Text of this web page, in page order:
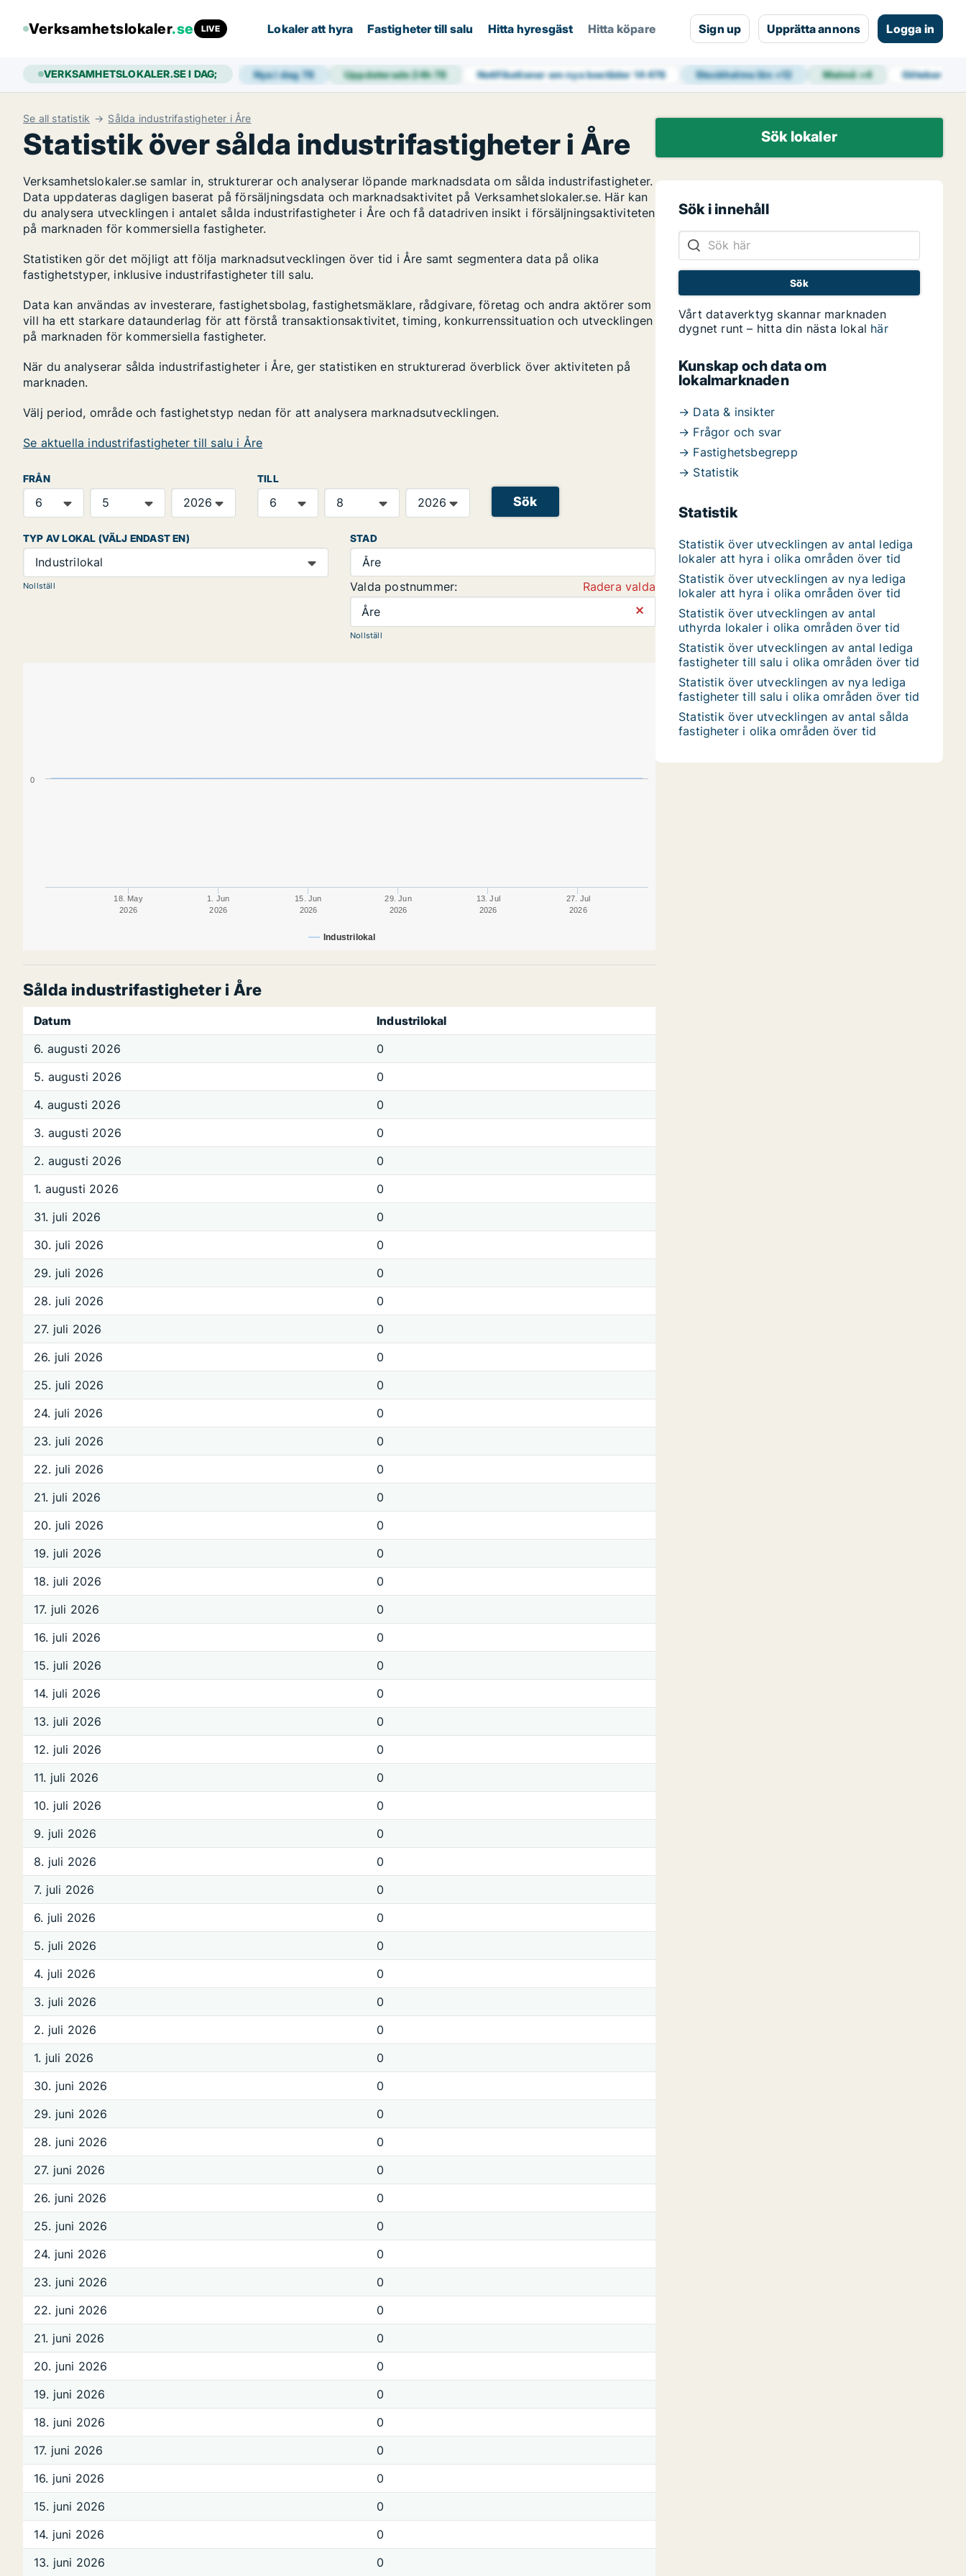
Verksamhetslokaler.se LIVE Lokaler att hyra Fastigheter till salu Hitta hyresgäst Hitta köpare Sign up Upprätta annons Logga in
VERKSAMHETSLOKALER.SE I DAG; Nya i dag 78 Uppdaterade 24h78 Notifikationer om nya bostäder14 478 Stockholms län+12 Malmö+4 Göteborg
Se all statistik Sålda industrifastigheter i Åre
Statistik över sålda industrifastigheter i Åre
Verksamhetslokaler.se samlar in, strukturerar och analyserar löpande marknadsdata om sålda industrifastigheter.
Data uppdateras dagligen baserat på försäljningsdata och marknadsaktivitet på Verksamhetslokaler.se. Här kan
du analysera utvecklingen i antalet sålda industrifastigheter i Åre och få datadriven insikt i försäljningsaktiviteten
på marknaden för kommersiella fastigheter.
Statistiken gör det möjligt att följa marknadsutvecklingen över tid i Åre samt segmentera data på olika
fastighetstyper, inklusive industrifastigheter till salu.
Data kan användas av investerare, fastighetsbolag, fastighetsmäklare, rådgivare, företag och andra aktörer som
vill ha ett starkare dataunderlag för att förstå transaktionsaktivitet, timing, konkurrenssituation och utvecklingen
på marknaden för kommersiella fastigheter.
När du analyserar sålda industrifastigheter i Åre, ger statistiken en strukturerad överblick över aktiviteten på
marknaden.
Välj period, område och fastighetstyp nedan för att analysera marknadsutvecklingen.
Se aktuella industrifastigheter till salu i Åre
FRÅN TILL
Sök
TYP AV LOKAL (VÄLJ ENDAST EN)
Industrilokal
Nollställ
STAD
Åre
Valda postnummer:
Radera valda
Åre
⨯
Nollställ
Industrilokal
18. May
2026
1. Jun
2026
15. Jun
2026
29. Jun
2026
13. Jul
2026
27. Jul
2026
0
Sålda industrifastigheter i Åre
Datum
Industrilokal
6. augusti 2026
0
5. augusti 2026
0
4. augusti 2026
0
3. augusti 2026
0
2. augusti 2026
0
1. augusti 2026
0
31. juli 2026
0
30. juli 2026
0
29. juli 2026
0
28. juli 2026
0
27. juli 2026
0
26. juli 2026
0
25. juli 2026
0
24. juli 2026
0
23. juli 2026
0
22. juli 2026
0
21. juli 2026
0
20. juli 2026
0
19. juli 2026
0
18. juli 2026
0
17. juli 2026
0
16. juli 2026
0
15. juli 2026
0
14. juli 2026
0
13. juli 2026
0
12. juli 2026
0
11. juli 2026
0
10. juli 2026
0
9. juli 2026
0
8. juli 2026
0
7. juli 2026
0
6. juli 2026
0
5. juli 2026
0
4. juli 2026
0
3. juli 2026
0
2. juli 2026
0
1. juli 2026
0
30. juni 2026
0
29. juni 2026
0
28. juni 2026
0
27. juni 2026
0
26. juni 2026
0
25. juni 2026
0
24. juni 2026
0
23. juni 2026
0
22. juni 2026
0
21. juni 2026
0
20. juni 2026
0
19. juni 2026
0
18. juni 2026
0
17. juni 2026
0
16. juni 2026
0
15. juni 2026
0
14. juni 2026
0
13. juni 2026
0
Sök lokaler
Sök i innehåll
Vårt dataverktyg skannar marknaden
dygnet runt – hitta din nästa lokal här
Kunskap och data om
lokalmarknaden
→ Data & insikter
→ Frågor och svar
→ Fastighetsbegrepp
→ Statistik
Statistik
Statistik över utvecklingen av antal lediga
lokaler att hyra i olika områden över tid
Statistik över utvecklingen av nya lediga
lokaler att hyra i olika områden över tid
Statistik över utvecklingen av antal
uthyrda lokaler i olika områden över tid
Statistik över utvecklingen av antal lediga
fastigheter till salu i olika områden över tid
Statistik över utvecklingen av nya lediga
fastigheter till salu i olika områden över tid
Statistik över utvecklingen av antal sålda
fastigheter i olika områden över tid